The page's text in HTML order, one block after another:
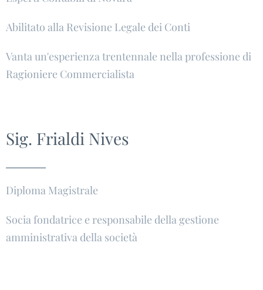
Abilitato alla Revisione Legale dei Conti
Vanta un'esperienza trentennale nella professione di
Ragioniere Commercialista
Sig. Frialdi Nives
Diploma Magistrale
Socia fondatrice e responsabile della gestione
amministrativa della società